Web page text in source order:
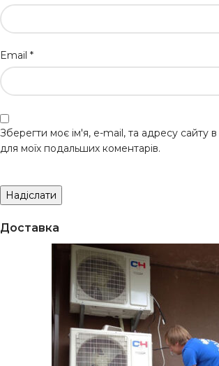
Email *
Зберегти моє ім'я, e-mail, та адресу сайту
для моїх подальших коментарів.
Доставка